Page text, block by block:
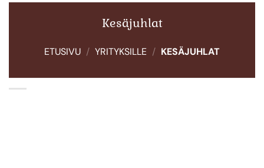
Kesäjuhlat
ETUSIVU / YRITYKSILLE / KESÄJUHLAT